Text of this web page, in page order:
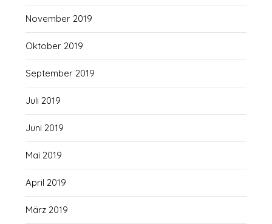
November 2019
Oktober 2019
September 2019
Juli 2019
Juni 2019
Mai 2019
April 2019
März 2019